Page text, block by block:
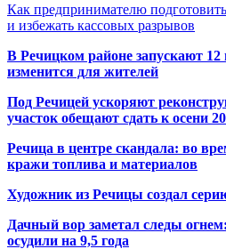
Как предпринимателю
и избежать кассовых разрывов
В Речицком районе запускают
изменится для жителей
Под Речицей ускоряют
участок обещают сдать к осени
Речица в центре скандала: во
кражи топлива и материалов
Художник из Речицы создал
Дачный вор заметал следы
осудили на 9,5 года